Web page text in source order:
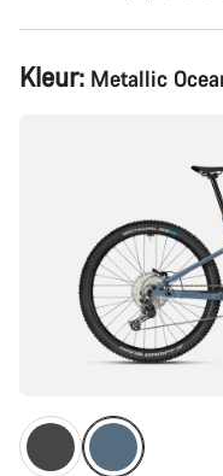
Productconfiguratie
Kleur: Metallic